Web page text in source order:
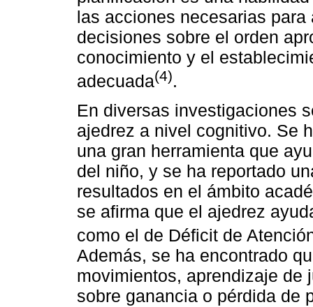
las acciones necesarias
decisiones sobre el orden
conocimiento y el
adecuada(4).
En diversas investigaciones
ajedrez a nivel cognitivo. Se
una gran herramienta que
del niño, y se ha reportado
resultados en el ámbito
se afirma que el ajedrez
como el de Déficit de
Además, se ha encontrado
movimientos, aprendizaje de
sobre ganancia o pérdida de